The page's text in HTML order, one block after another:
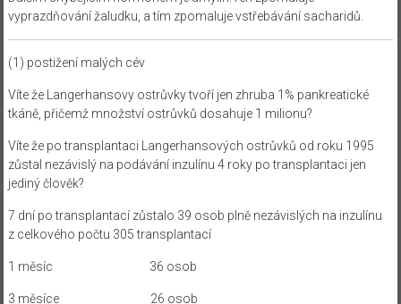
vyprazdňování žaludku, a tím zpomaluje vstřebávání sacharidů.
(1) postižení malých cév
Víte že Langerhansovy ostrůvky tvoří jen zhruba 1% pankreatické
tkáně, přičemž množství ostrůvků dosahuje 1 milionu?
Víte že po transplantaci Langerhansových ostrůvků od roku 1995
zůstal nezávislý na podávání inzulínu 4 roky po transplantaci jen
jediný člověk?
7 dní po transplantací zůstalo 39 osob plně nezávislých na inzulínu
z celkového počtu 305 transplantací
1 měsíc 36 osob
3 měsíce 26 osob